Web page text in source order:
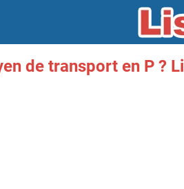
de transport en P ?